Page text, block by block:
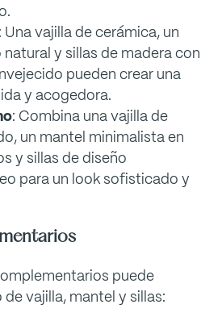
: Una vajilla de cerámica, un
y sillas de madera con
pueden crear una
y acogedora.
: Combina una vajilla de
un mantel minimalista en
y sillas de diseño
para un look sofisticado y
puede
vajilla, mantel y sillas: